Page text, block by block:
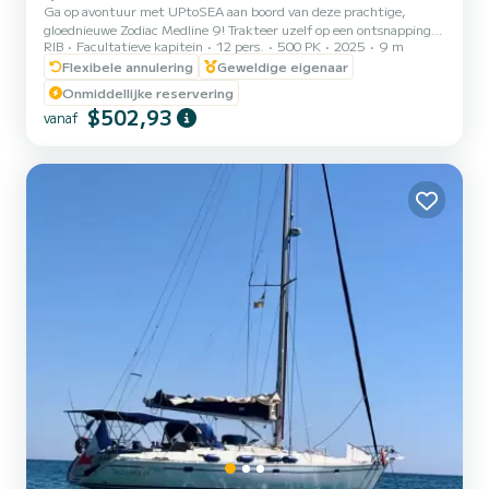
Ga op avontuur met UPtoSEA aan boord van deze prachtige,
gloednieuwe Zodiac Medline 9! Trakteer uzelf op een ontsnapping
op zee met deze schitterende 9 meter lange Zodiac, die comfort,
elegantie en wendbaarheid combineert. Perfect voor uitstapjes met
familie of vrienden, belooft het een onvergetelijke ervaring, zowel
tijdens het varen als voor anker. Uitgerust met twee krachtige
Mercury V8-motoren van 250 pk, biedt deze boot prestaties en
RIB Facultatieve kapitein 12 pers. 500 PK 2025
9 m
Flexibele annulering
Geweldige eigenaar
Onmiddellijke reservering
vanaf $502,93